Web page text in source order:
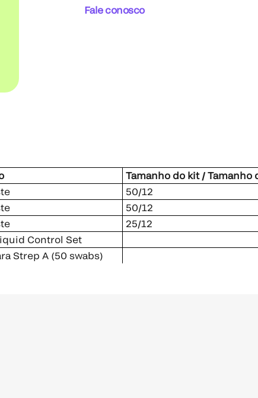
Fale conosco
Tamanho do kit / Tamanho
50/12
50/12
25/12
Control Set
Strep A (50 swabs)